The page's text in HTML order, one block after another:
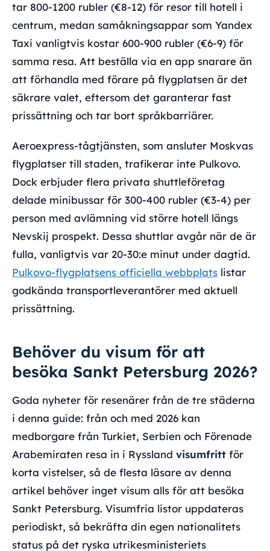
tar 800-1200 rubler (€8-12) för resor till hotell i
centrum, medan samåkningsappar som Yandex
Taxi vanligtvis kostar 600-900 rubler (€6-9) för
samma resa. Att beställa via en app snarare än
att förhandla med förare på flygplatsen är det
säkrare valet, eftersom det garanterar fast
prissättning och tar bort språkbarriärer.
Aeroexpress-tågtjänsten, som ansluter Moskvas
flygplatser till staden, trafikerar inte Pulkovo.
Dock erbjuder flera privata shuttleföretag
delade minibussar för 300-400 rubler (€3-4) per
person med avlämning vid större hotell längs
Nevskij prospekt. Dessa shuttlar avgår när de är
fulla, vanligtvis var 20-30:e minut under dagtid.
Pulkovo-flygplatsens officiella webbplats listar
godkända transportleverantörer med aktuell
prissättning.
Behöver du visum för att
besöka Sankt Petersburg 2026?
Goda nyheter för resenärer från de tre städerna
i denna guide: från och med 2026 kan
medborgare från Turkiet, Serbien och Förenade
Arabemiraten resa in i Ryssland visumfritt för
korta vistelser, så de flesta läsare av denna
artikel behöver inget visum alls för att besöka
Sankt Petersburg. Visumfria listor uppdateras
periodiskt, så bekräfta din egen nationalitets
status på det ryska utrikesministeriets